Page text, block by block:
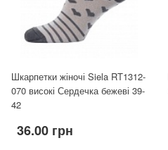
Шкарпетки жіночі Siela RT1312-
070 високі Сердечка бежеві 39-
42
36.00 грн